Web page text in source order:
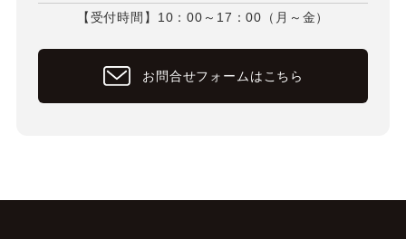
【受付時間】10：00～17：00（月～金）
お問合せフォームはこちら